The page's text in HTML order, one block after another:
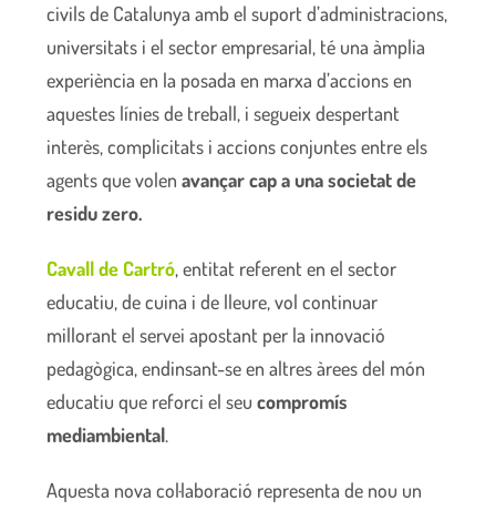
civils de Catalunya amb el suport d’administracions,
universitats i el sector empresarial, té una àmplia
experiència en la posada en marxa d’accions en
aquestes línies de treball, i segueix despertant
interès, complicitats i accions conjuntes entre els
agents que volenavançar cap a una societat de
residu zero.
Cavall de Cartró, entitat referent en el sector
educatiu, de cuina i de lleure, vol continuar
millorant el servei apostant per la innovació
pedagògica, endinsant-se en altres àrees del món
educatiu que reforci el seucompromís
mediambiental.
Aquesta nova col·laboració representa de nou un